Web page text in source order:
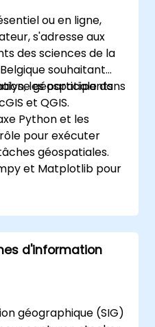
ou en ligne,
s'adresse aux
des sciences de la
souhaitant
géospatiale dans
et QGIS.
les participants
Python et les
pour exécuter
géospatiales.
et Matplotlib pour
les données
bibliothèques
PyQGIS.
et flux de
l'aide de scripts
de géotraitement
d'information
géographique (SIG)